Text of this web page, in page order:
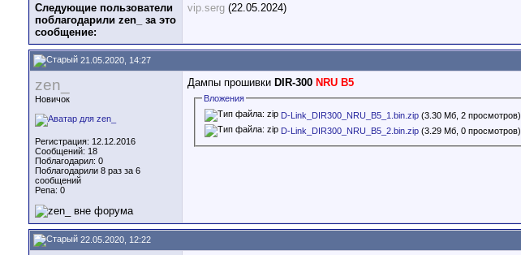
Следующие пользователи
поблагодарили zen_ за это
сообщение:
vip.serg (22.05.2024)
21.05.2020, 14:27
zen_
Новичок
Регистрация: 12.12.2016
Сообщений: 18
Поблагодарил: 0
Поблагодарили 8 раз за 6
сообщений
Репа: 0
Дампы прошивки DIR-300 NRU B5
Вложения
D-Link_DIR300_NRU_B5_1.bin.zip (3.30 Мб, 2 просмотров)
D-Link_DIR300_NRU_B5_2.bin.zip (3.29 Мб, 0 просмотров)
22.05.2020, 12:22